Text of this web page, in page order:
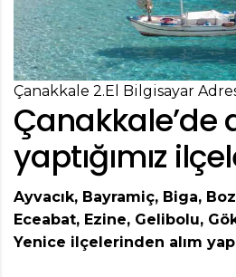
Çanakkale 2.El Bilgisayar
Çanakkale’de
yaptığımız
Ayvacık, Bayramiç, Biga,
Eceabat, Ezine, Gelibolu,
Yenice ilçelerinden alım